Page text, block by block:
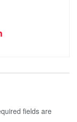
fields are